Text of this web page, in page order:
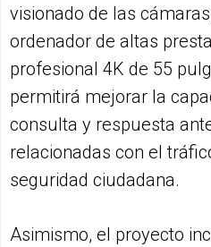
visionado de las
ordenador de altas
profesional 4K de 55
permitirá mejorar la
consulta y respuesta
relacionadas con el
seguridad ciudadana.
Asimismo, el proyecto